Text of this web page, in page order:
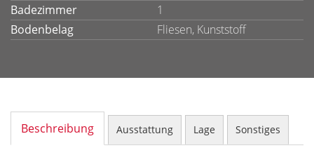
Badezimmer
1
Bodenbelag
Fliesen, Kunststoff
Beschreibung Ausstattung Lage Sonstiges